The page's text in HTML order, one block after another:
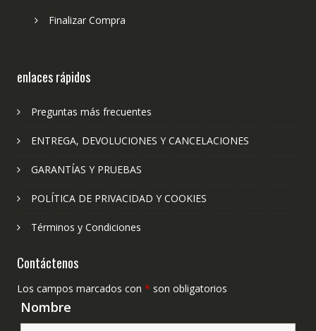
Finalizar Compra
enlaces rápidos
Preguntas más frecuentes
ENTREGA, DEVOLUCIONES Y CANCELACIONES
GARANTÍAS Y PRUEBAS
POLÍTICA DE PRIVACIDAD Y COOKIES
Términos y Condiciones
Contáctenos
Los campos marcados con * son obligatorios
Nombre